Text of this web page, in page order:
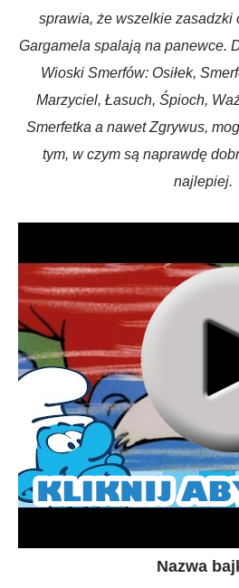
sprawia, że wszelkie zasadzki
Gargamela spalają na panewce.
Wioski Smerfów: Osiłek,
Marzyciel, Łasuch, Śpioch,
Smerfetka a nawet Zgrywus,
tym, w czym są naprawdę
najlepiej.
Nazwa